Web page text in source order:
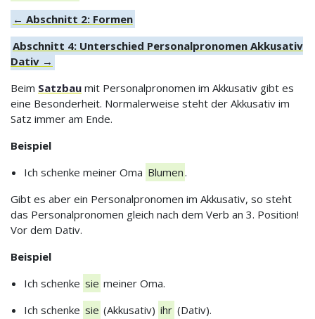
← Abschnitt 2: Formen
Abschnitt 4: Unterschied Personalpronomen Akkusativ
Dativ →
Beim Satzbau mit Personalpronomen im Akkusativ gibt es
eine Besonderheit. Normalerweise steht der Akkusativ im
Satz immer am Ende.
Beispiel
Ich schenke meiner Oma Blumen .
Gibt es aber ein Personalpronomen im Akkusativ, so steht
das Personalpronomen gleich nach dem Verb an 3. Position!
Vor dem Dativ.
Beispiel
Ich schenke sie meiner Oma.
Ich schenke sie (Akkusativ) ihr (Dativ).